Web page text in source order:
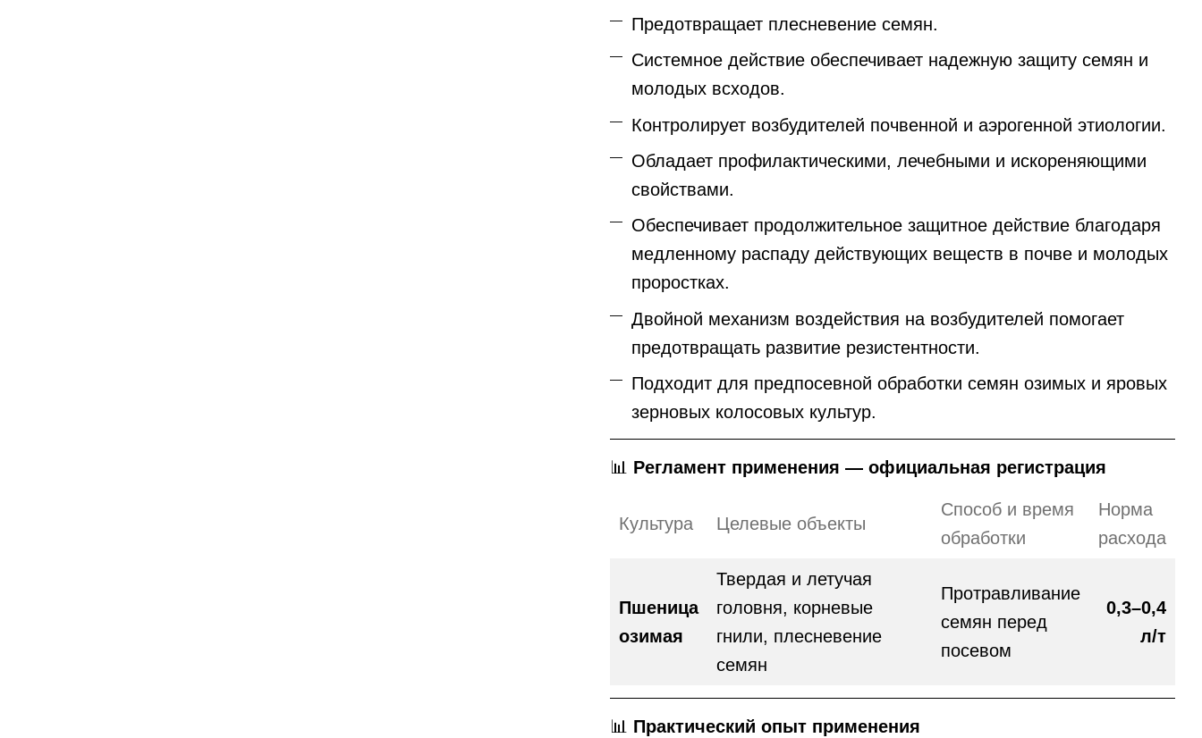
Предотвращает плесневение семян.
Системное действие обеспечивает надежную защиту семян и
молодых всходов.
Контролирует возбудителей почвенной и аэрогенной этиологии.
Обладает профилактическими, лечебными и искореняющими
свойствами.
Обеспечивает продолжительное защитное действие благодаря
медленному распаду действующих веществ в почве и молодых
проростках.
Двойной механизм воздействия на возбудителей помогает
предотвращать развитие резистентности.
Подходит для предпосевной обработки семян озимых и яровых
зерновых колосовых культур.
📊 Регламент применения — официальная регистрация
Культура Целевые объекты
Способ и время
обработки
Норма
расхода
Пшеница
озимая
Твердая и летучая
головня, корневые
гнили, плесневение
семян
Протравливание
семян перед
посевом
0,3–0,4
л/т
📊 Практический опыт применения